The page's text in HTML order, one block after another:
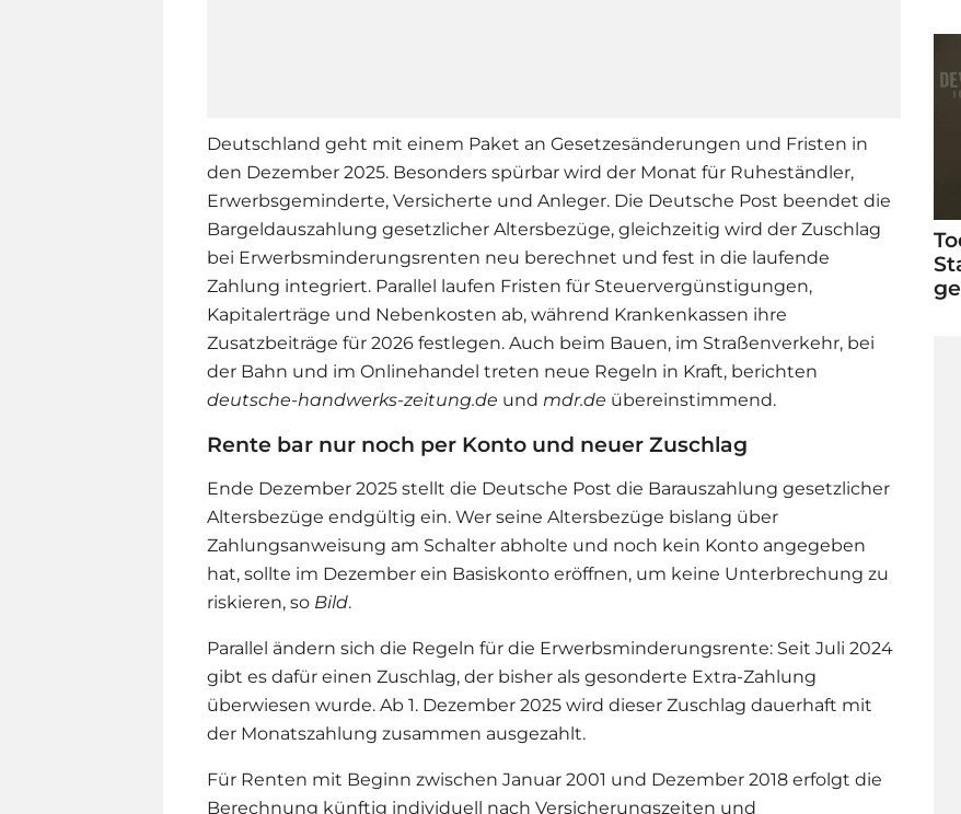
Deutschland geht mit einem Paket an Gesetzesänderungen und Fristen in
den Dezember 2025. Besonders spürbar wird der Monat für Ruheständler,
Erwerbsgeminderte, Versicherte und Anleger. Die Deutsche Post beendet die
Bargeldauszahlung gesetzlicher Altersbezüge, gleichzeitig wird der Zuschlag
bei Erwerbsminderungsrenten neu berechnet und fest in die laufende
Zahlung integriert. Parallel laufen Fristen für Steuervergünstigungen,
Kapitalerträge und Nebenkosten ab, während Krankenkassen ihre
Zusatzbeiträge für 2026 festlegen. Auch beim Bauen, im Straßenverkehr, bei
der Bahn und im Onlinehandel treten neue Regeln in Kraft, berichten
deutsche-handwerks-zeitung.de und mdr.de übereinstimmend.
Rente bar nur noch per Konto und neuer Zuschlag
Ende Dezember 2025 stellt die Deutsche Post die Barauszahlung gesetzlicher
Altersbezüge endgültig ein. Wer seine Altersbezüge bislang über
Zahlungsanweisung am Schalter abholte und noch kein Konto angegeben
hat, sollte im Dezember ein Basiskonto eröffnen, um keine Unterbrechung zu
riskieren, so Bild.
Parallel ändern sich die Regeln für die Erwerbsminderungsrente: Seit Juli 2024
gibt es dafür einen Zuschlag, der bisher als gesonderte Extra-Zahlung
überwiesen wurde. Ab 1. Dezember 2025 wird dieser Zuschlag dauerhaft mit
der Monatszahlung zusammen ausgezahlt.
Für Renten mit Beginn zwischen Januar 2001 und Dezember 2018 erfolgt die
Berechnung künftig individuell nach Versicherungszeiten und